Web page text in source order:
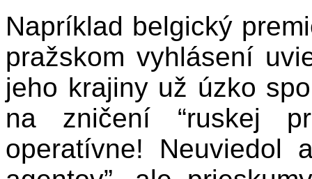
Napríklad belgický
pražskom vyhlásení
jeho krajiny už úzko
na zničení “ruskej
operatívne! Neuviedol